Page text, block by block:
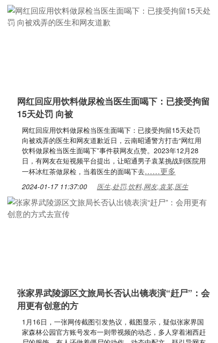
网红回应用饮料做尿检当医生面喝下：已接受拘留
15天处罚 向被
网红回应用饮料做尿检当医生面喝下：已接受拘留15天处罚
向被戏弄的医生和网友道歉近日，云南昭通警方打击“网红用
饮料做尿检当医生面喝下”事件获网友点赞。2023年12月28
日，有网友在短视频平台提出，让昭通男子袁某挑战到医院用
一杯冰红茶做尿检，当着医生的面喝下去……更多
2024-01-17 11:37:00 医生,处罚,饮料,网友,袁某,医生
张家界武陵源区文旅局长否认出镜表演“赶尸”：会
用更有创意的方
1月16日，一张网传截图引发热议，截图显示，疑似张家界国
家森林公园官方账号发布一则带视频的动态，多人穿着湘西赶